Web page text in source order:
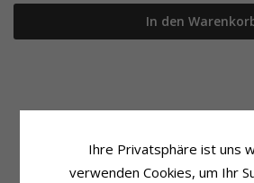
In den
BNH Anker Facet Halskette
14 Karat Gold
Breite:
Länge:45
Ihre Privatsphäre ist uns
verwenden Cookies, um Ihr